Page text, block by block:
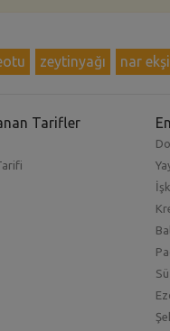
zeytinyağı nar
Tarifler